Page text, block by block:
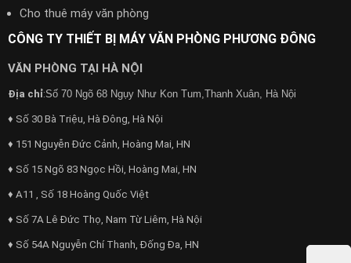
Cho thuê máy văn phòng
CÔNG TY THIẾT BỊ MÁY VĂN PHÒNG PHƯƠNG ĐÔNG
VĂN PHÒNG TẠI HÀ NỘI
Địa chỉ:Số 70 Ngõ 68 Ngụy Như Kon Tum,Thanh Xuân, Hà Nội
♦ Số 30 Bà Triệu, Hà Đông, Hà Nội
♦ 151 Nguyễn Đức Cảnh, Hoàng Mai, HN
♦ Số 15 Ngõ 83 Ngọc Hồi, Hoàng Mai, HN
♦ A11 , Số 18 Hoàng Quốc Việt
♦ Số 7A Lê Đức Thọ, Nam Từ Liêm, Hà Nội
♦ Số 54A Nguyễn Chí Thanh, Đống Đa, HN